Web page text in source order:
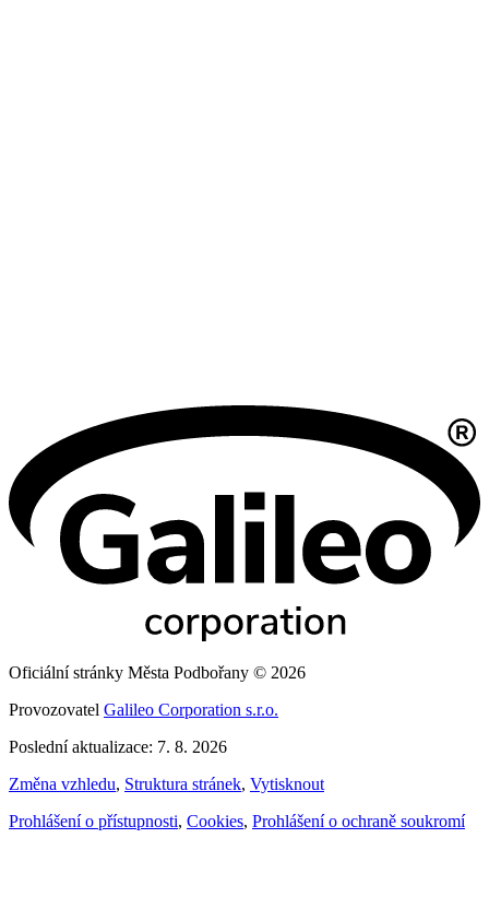
Oficiální stránky Města Podbořany © 2026
Provozovatel Galileo Corporation s.r.o.
Poslední aktualizace: 7. 8. 2026
Změna vzhledu, Struktura stránek, Vytisknout
Prohlášení o přístupnosti, Cookies, Prohlášení o ochraně soukromí